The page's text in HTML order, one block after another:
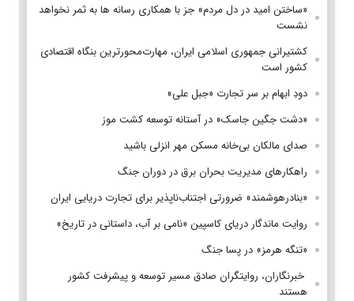
«ساختن امید در دل مردم» جز با همکاری رسانه ها به ثمر نخواهد
نشست
کشتیرانی جمهوری اسلامی ایران، مهارت‌محورترین بنگاه اقتصادی
کشور است
دودِ ابهام بر سر تجارت «جبل علی»
«دشت جگین جاسک» در آستانه توسعه کشت موز
صدای مالکان بی‌خانه مسکن مهر انزلی باشید
راهکارهای مدیریت بحران برق در دوران جنگ
«بنادرهوشمند» ضرورتی اجتناب‌ناپذیر برای تجارت دریایی ایران
روایت ماندگار دریای کاسپین «نامی بر آب، داستانی در تاریخ»
«تنگه هرمز» در پسا جنگ
‌ خبرنگاران، روایتگران صادق مسیر توسعه و پیشرفت کشور
هستند